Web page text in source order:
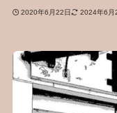
2020年6月22日 2024年6月